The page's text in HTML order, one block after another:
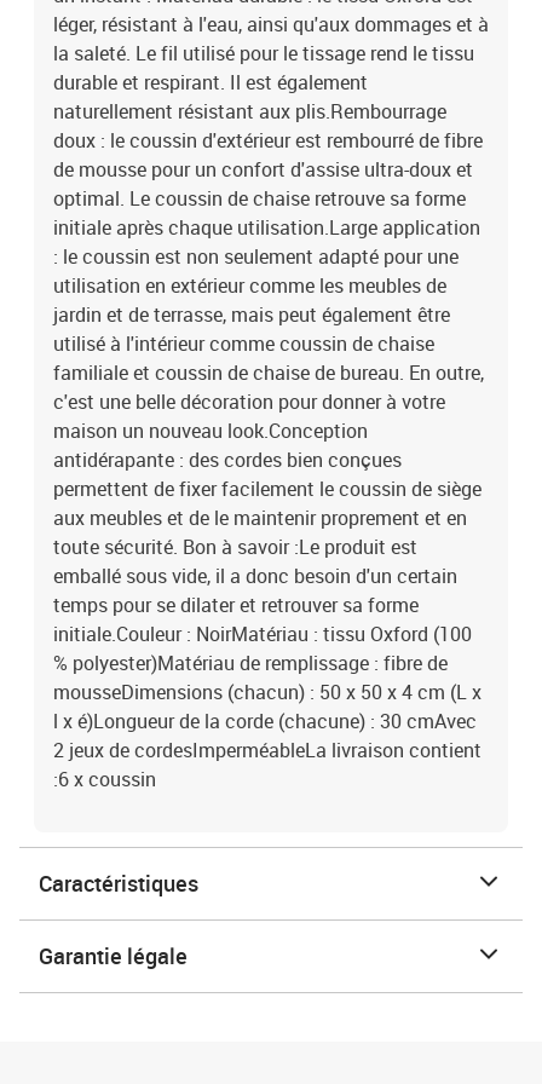
léger, résistant à l'eau, ainsi qu'aux dommages et à
la saleté. Le fil utilisé pour le tissage rend le tissu
durable et respirant. Il est également
naturellement résistant aux plis.Rembourrage
doux : le coussin d'extérieur est rembourré de fibre
de mousse pour un confort d'assise ultra-doux et
optimal. Le coussin de chaise retrouve sa forme
initiale après chaque utilisation.Large application
: le coussin est non seulement adapté pour une
utilisation en extérieur comme les meubles de
jardin et de terrasse, mais peut également être
utilisé à l'intérieur comme coussin de chaise
familiale et coussin de chaise de bureau. En outre,
c'est une belle décoration pour donner à votre
maison un nouveau look.Conception
antidérapante : des cordes bien conçues
permettent de fixer facilement le coussin de siège
aux meubles et de le maintenir proprement et en
toute sécurité. Bon à savoir :Le produit est
emballé sous vide, il a donc besoin d'un certain
temps pour se dilater et retrouver sa forme
initiale.Couleur : NoirMatériau : tissu Oxford (100
% polyester)Matériau de remplissage : fibre de
mousseDimensions (chacun) : 50 x 50 x 4 cm (L x
l x é)Longueur de la corde (chacune) : 30 cmAvec
2 jeux de cordesImperméableLa livraison contient
:6 x coussin
Caractéristiques
Garantie légale